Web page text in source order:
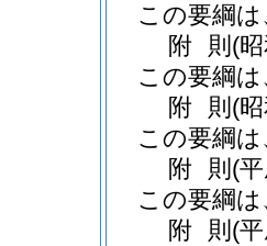
この要綱
附 則 (
この要綱
附 則 (
この要綱
附 則 (
この要綱
附 則 (